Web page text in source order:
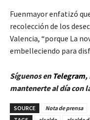
Fuenmayor enfatizó
recolección de los
Valencia, “porque La
embelleciendo para
Síguenos en Telegram,
mantenerte al día con
SOURCE
Nota de prensa